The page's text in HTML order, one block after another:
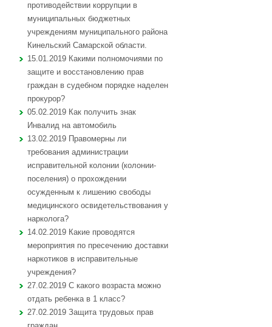
противодействии коррупции в
муниципальных бюджетных
учреждениям муниципального района
Кинельский Самарской области.
15.01.2019 Какими полномочиями по
защите и восстановлению прав
граждан в судебном порядке наделен
прокурор?
05.02.2019 Как получить знак
Инвалид на автомобиль
13.02.2019 Правомерны ли
требования администрации
исправительной колонии (колонии-
поселения) о прохождении
осужденным к лишению свободы
медицинского освидетельствования у
нарколога?
14.02.2019 Какие проводятся
мероприятия по пресечению доставки
наркотиков в исправительные
учреждения?
27.02.2019 С какого возраста можно
отдать ребенка в 1 класс?
27.02.2019 Защита трудовых прав